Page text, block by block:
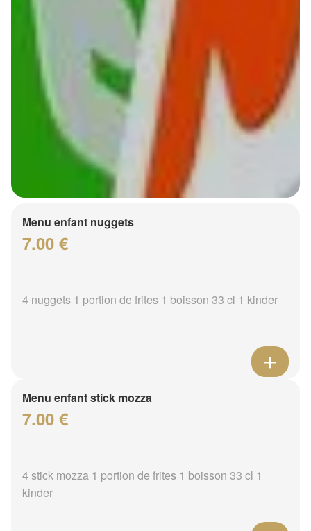
Menu enfant nuggets
7.00 €
4 nuggets 1 portion de frites 1 boisson 33 cl 1 kinder
Menu enfant stick mozza
7.00 €
4 stick mozza 1 portion de frites 1 boisson 33 cl 1
kinder